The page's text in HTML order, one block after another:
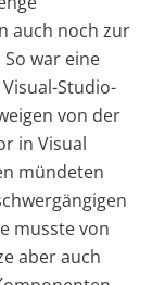
auch noch zur
war eine
Studio-
von der
in Visual
mündeten
musste von
aber auch